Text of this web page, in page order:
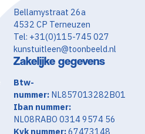
Bellamystraat 26a
4532 CP Terneuzen
Tel: +31(0)115-745 027
kunstuitleen@toonbeeld.nl
Zakelijke gegevens
Btw-
nummer: NL857013282B01
Iban nummer:
NL08RABO 0314 9574 56
Kvk nummer:67473148